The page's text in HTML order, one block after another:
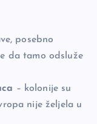
posebno
da tamo odsluže
– kolonije su
nije željela u